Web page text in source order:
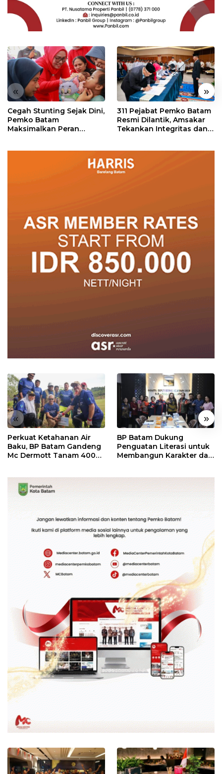
« »
Cegah Stunting Sejak Dini,
Pemko Batam
Maksimalkan Peran
311 Pejabat Pemko Batam
Resmi Dilantik, Amsakar
Tekankan Integritas dan
« »
Perkuat Ketahanan Air
Baku, BP Batam Gandeng
Mc Dermott Tanam 400
BP Batam Dukung
Penguatan Literasi untuk
Membangun Karakter dan